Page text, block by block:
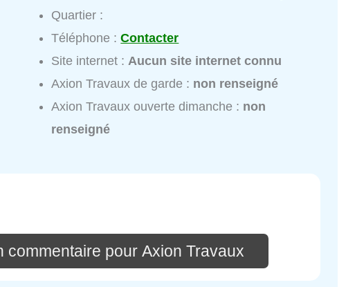
Quartier :
Téléphone :Contacter
Site internet : Aucun site internet connu
Axion Travaux de garde : non renseigné
Axion Travaux ouverte dimanche : non
renseigné
commentaire pour Axion Travaux